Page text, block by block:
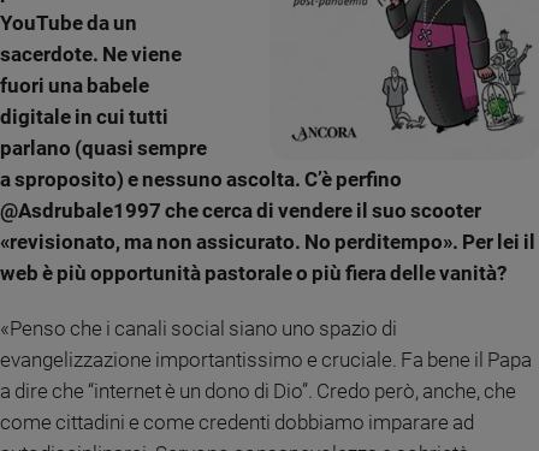
YouTube da un
sacerdote. Ne viene
fuori una babele
digitale in cui tutti
parlano (quasi sempre
a sproposito) e nessuno ascolta. C’è perfino
@Asdrubale1997 che cerca di vendere il suo scooter
«revisionato, ma non assicurato. No perditempo». Per lei il
web è più opportunità pastorale o più fiera delle vanità?
«Penso che i canali social siano uno spazio di
evangelizzazione importantissimo e cruciale. Fa bene il Papa
a dire che “internet è un dono di Dio”. Credo però, anche, che
come cittadini e come credenti dobbiamo imparare ad